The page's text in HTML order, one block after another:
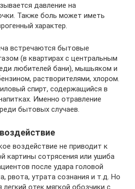
давление на
Также боль может иметь
характер.
встречаются бытовые
(в квартирах с центральным
любителей бани), мышьяком и
растворителями, хлором.
спирт, содержащийся в
Именно отравление
бытовых случаев.
воздействие не приводит к
картины сотрясения или ушиба
после удара головой
рвота, утрата сознания и т.д. Но
легкий отек мягкой обозчики с